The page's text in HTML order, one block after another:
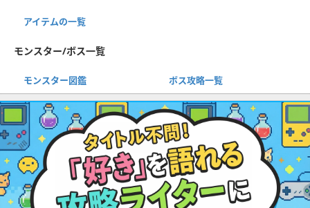
アイテムの一覧
モンスター/ボス一覧
モンスター図鑑 ボス攻略一覧